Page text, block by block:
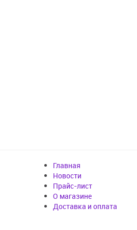
Главная
Новости
Прайс-лист
О магазине
Доставка и оплата